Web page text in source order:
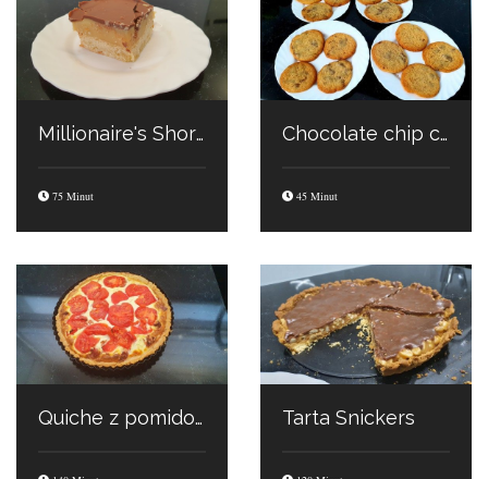
Millionaire's Shortbread
75 Minut
Chocolate chip cookies
45 Minut
Quiche z pomidorami i boczkiem Tarta Snickers